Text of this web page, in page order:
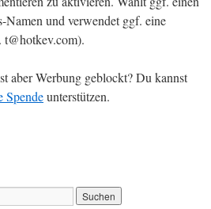
und verwendet ggf. eine
aber Werbung geblockt? Du kannst
Spendeunterstützen.